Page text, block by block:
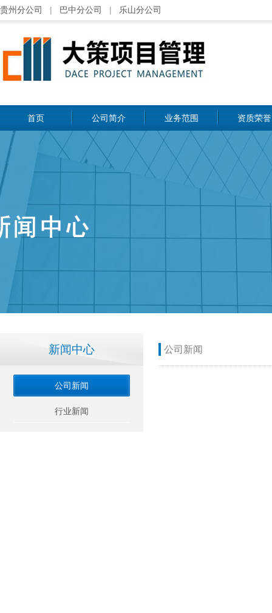
贵州分公司 | 巴中分公司 | 乐山分公司
首页 公司简介 业务范围 资质荣誉
新闻中心
公司新闻
行业新闻
公司新闻